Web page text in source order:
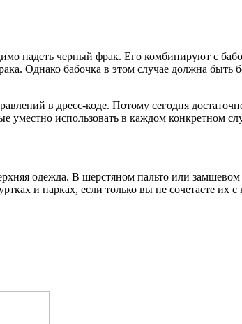
надеть черный фрак. Его комбинируют с
Однако бабочка в этом случае должна быть
в дресс-коде. Потому сегодня
использовать в каждом конкретном
одежда. В шерстяном пальто или
и парках, если только вы не сочетаете их